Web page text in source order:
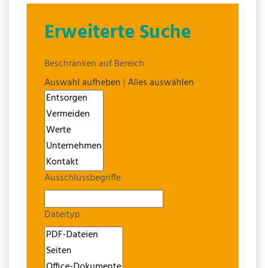
Erweiterte Suche
Beschränken auf Bereich
Auswahl aufheben |Alles auswählen
Ausschlussbegriffe
Dateityp